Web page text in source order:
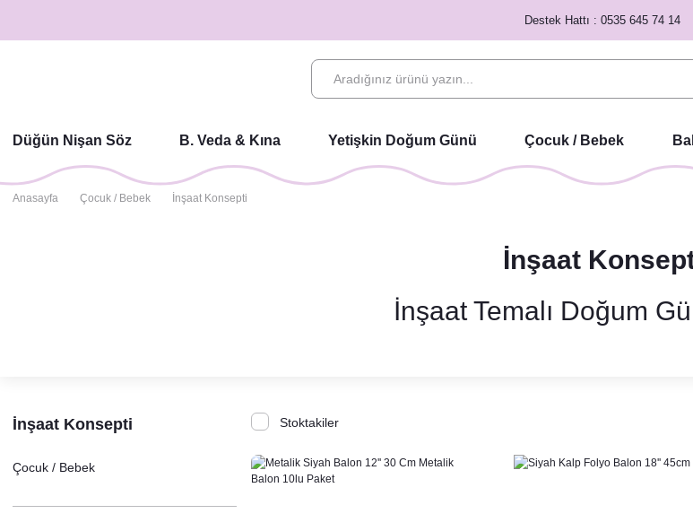
Destek Hattı : 0535 645 74 14
Düğün Nişan Söz B. Veda & Kına Yetişkin Doğum Günü Çocuk / Bebek
Anasayfa Çocuk / Bebek İnşaat Konsepti
İnşaat
İnşaat Temalı Doğum
İnşaat Konsepti
Çocuk / Bebek
Stoktakiler